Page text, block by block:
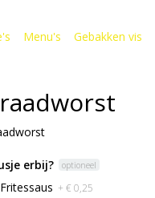
Menu's Gebakken vis
erbij? optioneel
Fritessaus + € 0,25